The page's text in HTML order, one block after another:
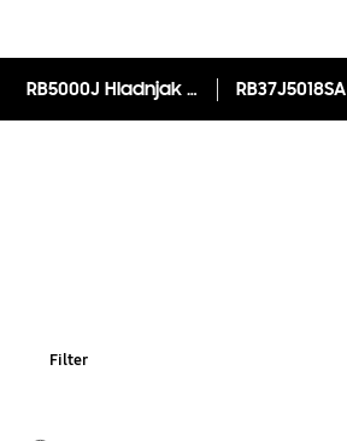
RB5000J Hladnjak sa zamrzivačem dolje, Space Max Technology™, 367 ℓ RB37J5018SA
Filter